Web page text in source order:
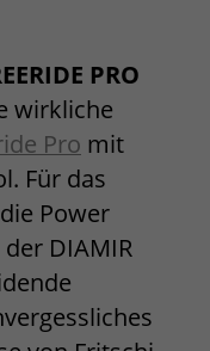
PRO
wirkliche
Pro mit
Für das
Power
DIAMIR